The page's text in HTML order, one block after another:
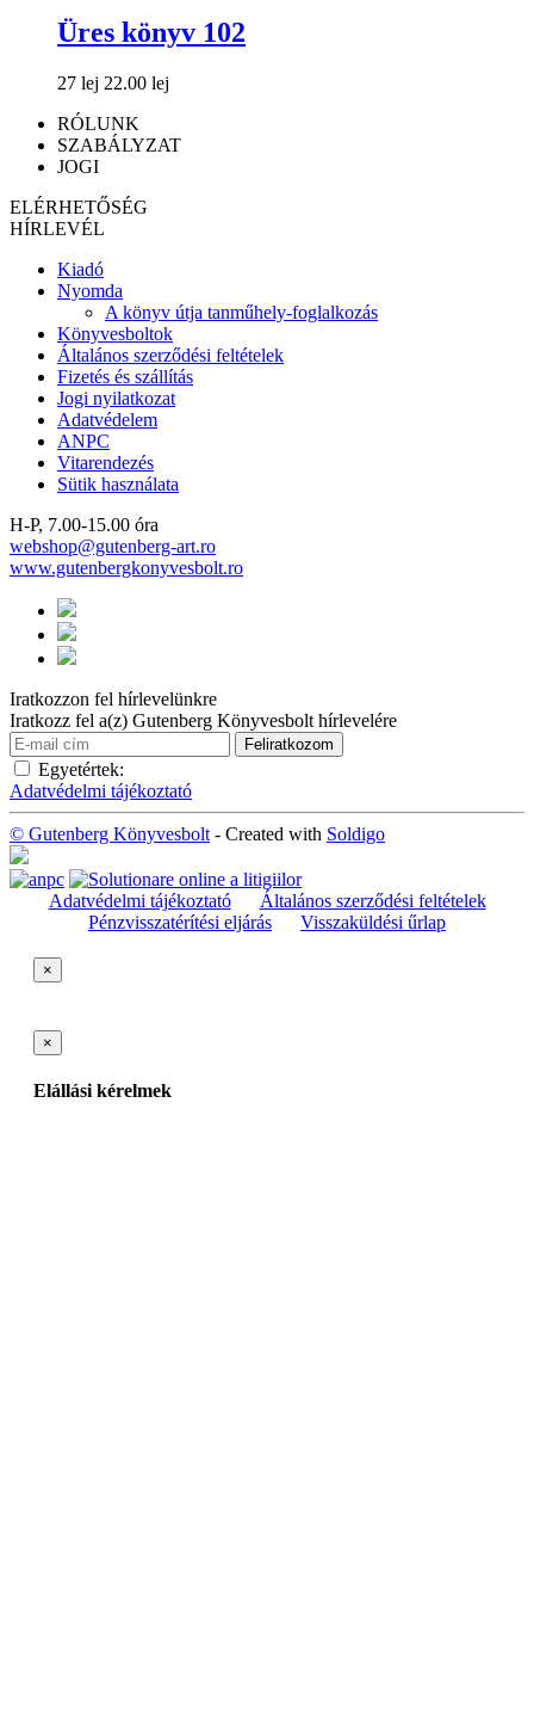
Üres könyv 102
27 lej 22.00 lej
RÓLUNK
SZABÁLYZAT
JOGI
ELÉRHETŐSÉG
HÍRLEVÉL
Kiadó
Nyomda
A könyv útja tanműhely-foglalkozás
Könyvesboltok
Általános szerződési feltételek
Fizetés és szállítás
Jogi nyilatkozat
Adatvédelem
ANPC
Vitarendezés
Sütik használata
H-P, 7.00-15.00 óra
webshop@gutenberg-art.ro
www.gutenbergkonyvesbolt.ro
Iratkozzon fel hírlevelünkre
Iratkozz fel a(z) Gutenberg Könyvesbolt hírlevelére
Egyetértek:
Adatvédelmi tájékoztató
© Gutenberg Könyvesbolt - Created with Soldigo
Adatvédelmi tájékoztató
Általános szerződési feltételek
Pénzvisszatérítési eljárás
Visszaküldési űrlap
×
×
Elállási kérelmek